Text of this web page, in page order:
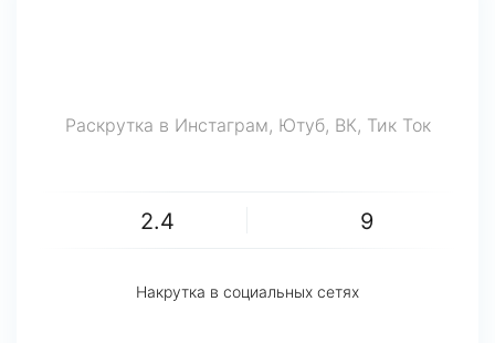
Раскрутка в Инстаграм, Ютуб, ВК, Тик Ток
2.4 9
Накрутка в социальных сетях